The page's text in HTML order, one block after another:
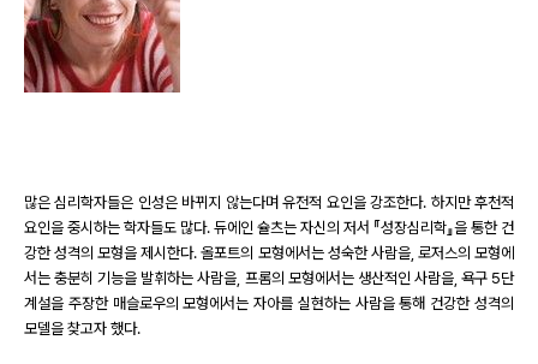
많은 심리학자들은 인성은 바뀌지 않는다며 유전적 요인을 강조한다. 하지만 후천적
요인을 중시하는 학자들도 많다. 듀에인 슐츠는 자신의 저서 『성장심리학』을 통한 건
강한 성격의 모형을 제시한다. 올포트의 모형에서는 성숙한 사람을, 로저스의 모형에
서는 충분히 기능을 발휘하는 사람을, 프롬의 모형에서는 생산적인 사람을, 욕구 5단
계설을 주장한 매슬로우의 모형에서는 자아를 실현하는 사람을 통해 건강한 성격의
모델을 찾고자 했다.